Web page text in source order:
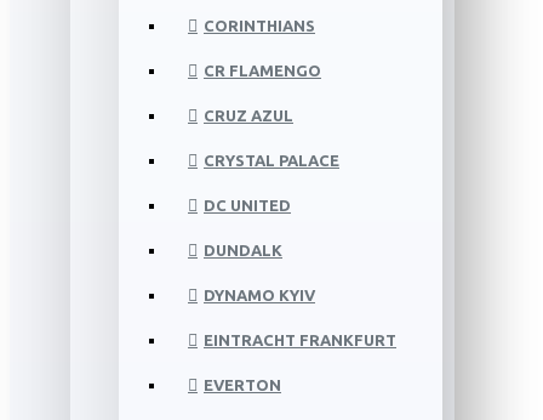
CORINTHIANS
CR FLAMENGO
CRUZ AZUL
CRYSTAL PALACE
DC UNITED
DUNDALK
DYNAMO KYIV
EINTRACHT FRANKFURT
EVERTON